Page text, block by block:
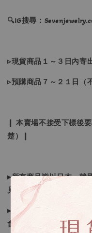
🔍IG搜尋：
▹現貨商品１～３日內寄
▹預購商品７～２１日（
❙ 本賣場不接受下標後
楚）❙
▸所有商品皆以日本、韓
見諒
▸因日本商品貨況和價格
會視情況等待下單，若您